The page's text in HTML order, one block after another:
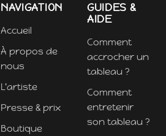
NAVIGATION
Accueil
À propos de
nous
L'artiste
Presse & prix
Boutique
GUIDES &
AIDE
Comment
accrocher un
tableau ?
Comment
entretenir
son tableau ?